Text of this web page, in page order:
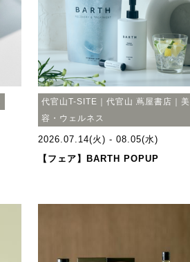
代官山T-SITE｜代官山 蔦屋書店｜美
容・ウェルネス
2026.07.14(火) - 08.05(水)
【フェア】BARTH POPUP